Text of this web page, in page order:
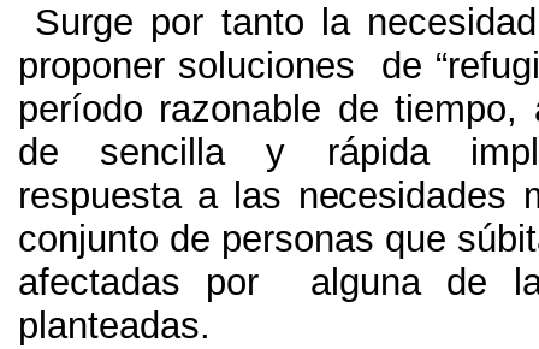
Surge por tanto la
proponer soluciones de
período razonable de tiempo,
de sencilla y rápida
respuesta a las necesidades
conjunto de personas que
afectadas por alguna de
planteadas.